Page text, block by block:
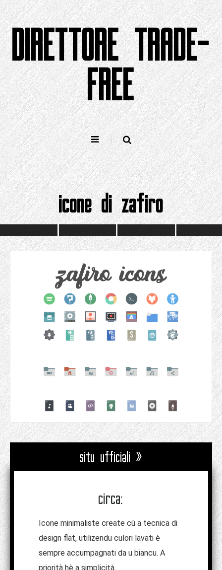
Saltà
à
u
cuntenutu
DIRETTORE TRADE-
FREE
icone di zafiro
situ ufficiali »
circa:
Icone minimaliste create cù a tecnica di
design flat, utilizendu culori lavati è
sempre accumpagnati da u biancu. A
priorità hè a simplicità.